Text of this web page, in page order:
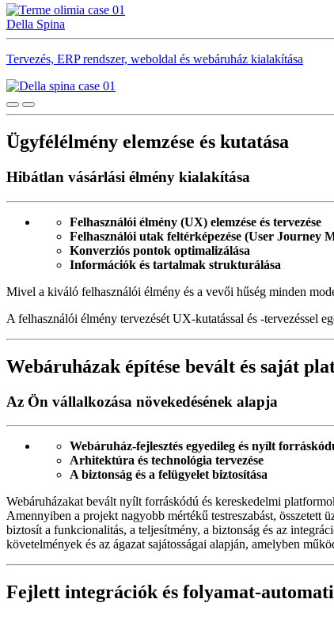
Della Spina
Tervezés, ERP rendszer, weboldal és webáruház kialakítása
Ügyfélélmény elemzése és kutatása
Hibátlan vásárlási élmény kialakítása
Felhasználói élmény (UX) elemzése és tervezése
Felhasználói utak feltérképezése (User Journey
Konverziós pontok optimalizálása
Információk és tartalmak strukturálása
Mivel a kiváló felhasználói élmény és a vevői hűség minden
A felhasználói élmény tervezését UX-kutatással és -tervezéssel
Webáruházak építése bevált és saját
Az Ön vállalkozása növekedésének alapja
Webáruház-fejlesztés egyedileg és nyílt
Arhitektúra és technológia tervezése
A biztonság és a felügyelet biztosítása
Webáruházakat bevált nyílt forráskódú és kereskedelmi
Amennyiben a projekt nagyobb mértékű testreszabást,
biztosít a funkcionalitás, a teljesítmény, a biztonság és az
követelmények és az ágazat sajátosságai alapján, amelyben
Fejlett integrációk és folyamat-